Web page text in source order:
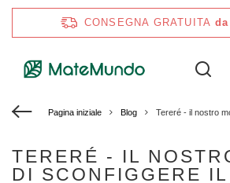
CONSEGNA GRATUITA
Pagina iniziale Blog Tereré - il nostro
TERERÉ - IL
DI SCONFIGGERE